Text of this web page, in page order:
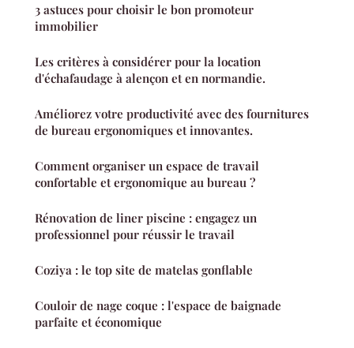
3 astuces pour choisir le bon promoteur
immobilier
Les critères à considérer pour la location
d'échafaudage à alençon et en normandie.
Améliorez votre productivité avec des fournitures
de bureau ergonomiques et innovantes.
Comment organiser un espace de travail
confortable et ergonomique au bureau ?
Rénovation de liner piscine : engagez un
professionnel pour réussir le travail
Coziya : le top site de matelas gonflable
Couloir de nage coque : l'espace de baignade
parfaite et économique